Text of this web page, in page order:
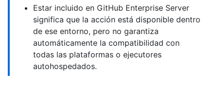
Estar incluido en GitHub Enterprise Server
significa que la acción está disponible dentro
de ese entorno, pero no garantiza
automáticamente la compatibilidad con
todas las plataformas o ejecutores
autohospedados.